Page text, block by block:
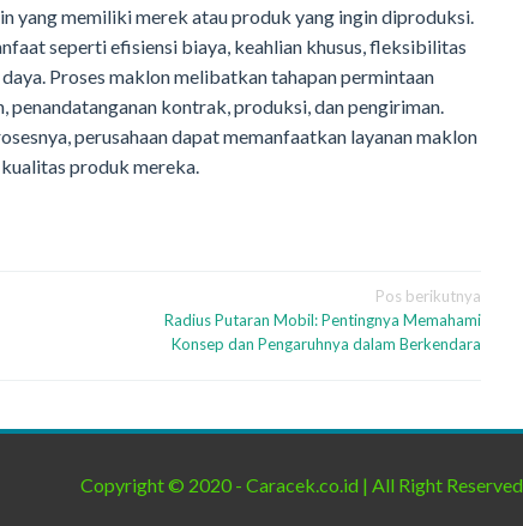
yang memiliki merek atau produk yang ingin diproduksi.
seperti efisiensi biaya, keahlian khusus, fleksibilitas
Proses maklon melibatkan tahapan permintaan
penandatanganan kontrak, produksi, dan pengiriman.
perusahaan dapat memanfaatkan layanan maklon
produk mereka.
Pos berikutnya
Radius Putaran Mobil: Pentingnya Memahami
Konsep dan Pengaruhnya dalam Berkendara
Copyright © 2020 - Caracek.co.id | All Right Reserved